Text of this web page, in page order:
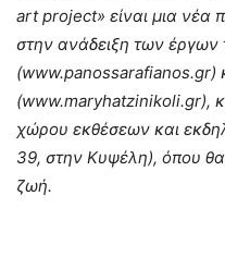
art project» είναι μια νέα
στην ανάδειξη των
(www.panossarafianos.gr)
(www.maryhatzinikoli.gr),
χώρου εκθέσεων και
39, στην Κυψέλη), όπου θα
ζωή.